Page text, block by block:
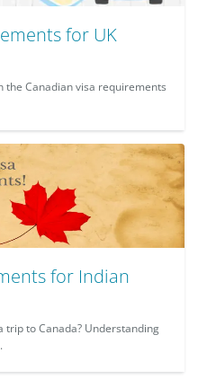
for UK
Canadian visa requirements
for Indian
trip to Canada? Understanding